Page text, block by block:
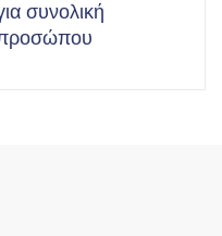
συνολική